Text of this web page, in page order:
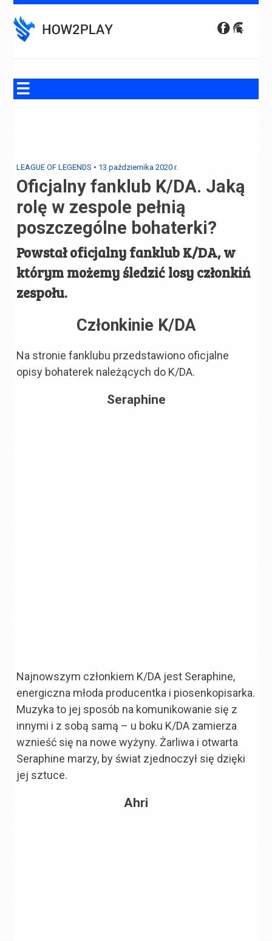
to
content
LEAGUE OF LEGENDS • 13 października 2020 r.
Oficjalny fanklub K/DA. Jaką
rolę w zespole pełnią
poszczególne bohaterki?
Powstał oficjalny fanklub K/DA, w
którym możemy śledzić losy członkiń
zespołu.
Członkinie K/DA
Na stronie fanklubu przedstawiono oficjalne
opisy bohaterek należących do K/DA.
Seraphine
Najnowszym członkiem K/DA jest Seraphine,
energiczna młoda producentka i piosenkopisarka.
Muzyka to jej sposób na komunikowanie się z
innymi i z sobą samą – u boku K/DA zamierza
wznieść się na nowe wyżyny. Żarliwa i otwarta
Seraphine marzy, by świat zjednoczył się dzięki
jej sztuce.
Ahri